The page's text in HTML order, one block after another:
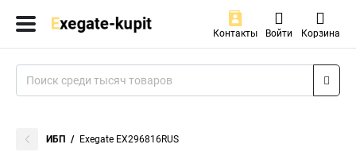
Контакты Войти Корзина
ИБП Exegate EX296816RUS